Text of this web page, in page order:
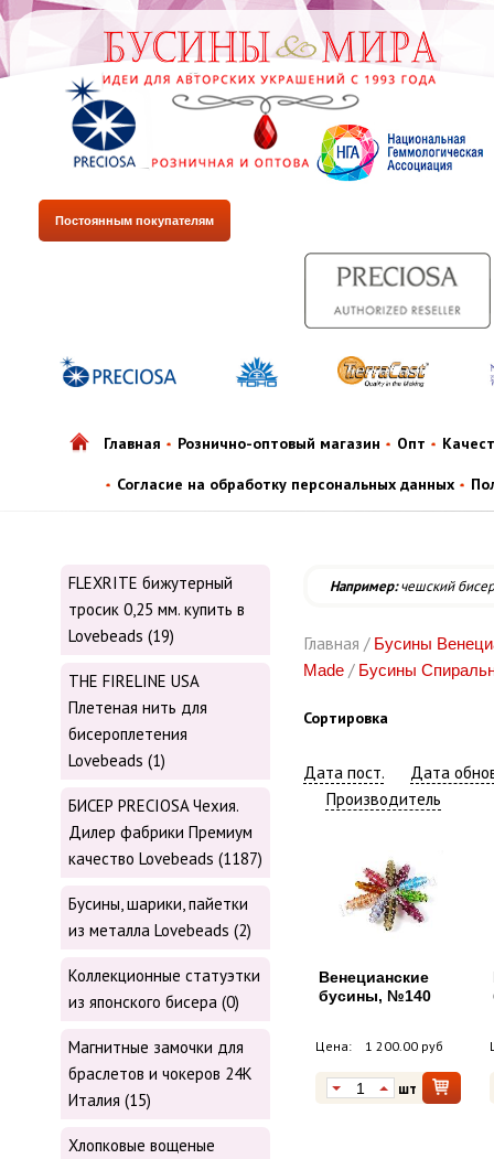
Постоянным покупателям
Главная Рознично-оптовый магазин Опт
Согласие на обработку персональных данных
FLEXRITE бижутерный
тросик 0,25 мм. купить в
Lovebeads (19)
THE FIRELINE USA
Плетеная нить для
бисероплетения
Lovebeads (1)
БИСЕР PRECIOSA Чехия.
Дилер фабрики Премиум
качество Lovebeads (1187)
Бусины, шарики, пайетки
из металла Lovebeads (2)
Коллекционные статуэтки
из японского бисера (0)
Магнитные замочки для
браслетов и чокеров 24К
Италия (15)
Хлопковые вощеные
Например:чешский бисер
Главная / Бусины
Made / Бусины
Сортировка
Дата пост.
Дата
Производитель
Венецианские
бусины, №140
Цена: 1 200.00 руб
шт